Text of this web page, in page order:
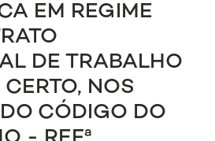
EM REGIME
DE TRABALHO
NOS
CÓDIGO DO